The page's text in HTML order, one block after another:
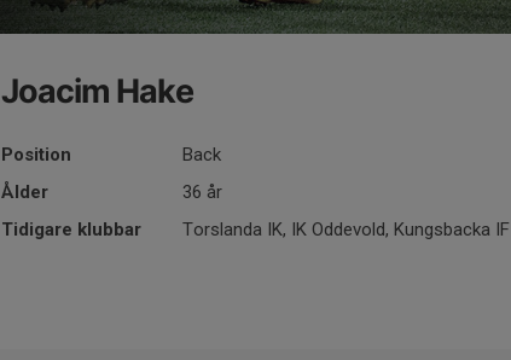
Joacim Hake
Position
Back
Ålder
36 år
Tidigare klubbar
Torslanda IK, IK Oddevold, Kungsbacka IF